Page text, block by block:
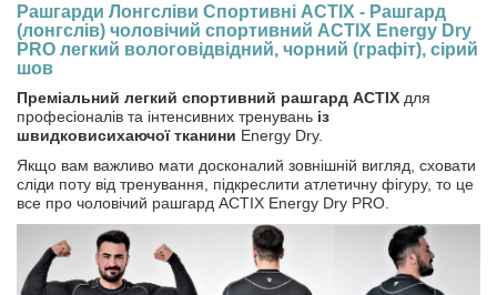
Рашгарди Лонгсліви Спортивні ACTIX - Рашгард
(лонгслів) чоловічий спортивний ACTIX Energy Dry
PRO легкий вологовідвідний, чорний (графіт), сірий
шов
Преміальний легкий спортивний рашгард ACTIX для
професіоналів та інтенсивних тренувань із
швидковисихаючої тканини Energy Dry.
Якщо вам важливо мати досконалий зовнішній вигляд, сховати
сліди поту від тренування, підкреслити атлетичну фігуру, то це
все про чоловічий рашгард ACTIX Energy Dry PRO.